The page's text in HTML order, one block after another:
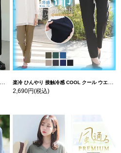
楽冷 ひんやり 接触冷感 COOL クール ウエストゴム 楽ちん ストレッチ 美脚 レギパン 【ストレッチ】 | 大きいサイズの通販ならハッピーマリリン
2,690円(税込)